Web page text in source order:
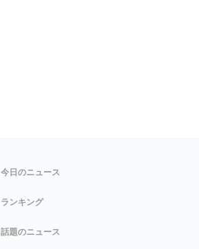
今日のニュース
ランキング
話題のニュース